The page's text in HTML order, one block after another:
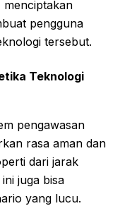
menciptakan
pengguna
tersebut.
Teknologi
pengawasan
rasa aman dan
dari jarak
juga bisa
yang lucu.